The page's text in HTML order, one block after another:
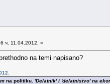
ч. 11.04.2012. »
na temi napisano?
na politiku 'Delatnik' i 'delatnistvo' na